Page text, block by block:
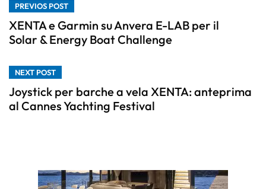
PREVIOS POST
XENTA e Garmin su Anvera E-LAB per il
Solar & Energy Boat Challenge
NEXT POST
Joystick per barche a vela XENTA: anteprima
al Cannes Yachting Festival